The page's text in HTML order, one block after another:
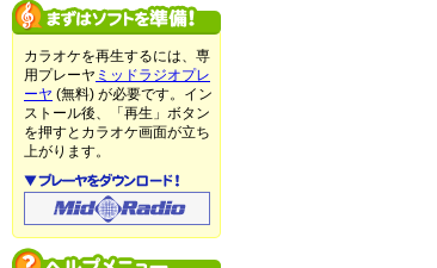
カラオケを再生するには、専
用プレーヤ ミッドラジオプレ
ーヤ (無料) が必要です。イン
ストール後、「再生」ボタン
を押すとカラオケ画面が立ち
上がります。